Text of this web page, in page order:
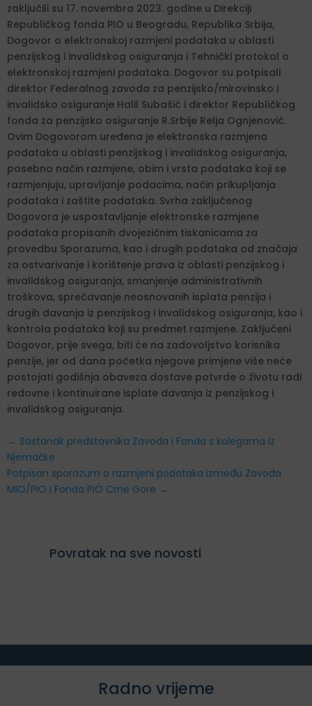
zaključili su 17. novembra 2023. godine u Direkciji
Republičkog fonda PIO u Beogradu, Republika Srbija,
Dogovor o elektronskoj razmjeni podataka u oblasti
penzijskog i invalidskog osiguranja i Tehnički protokol o
elektronskoj razmjeni podataka. Dogovor su potpisali
direktor Federalnog zavoda za penzijsko/mirovinsko i
invalidsko osiguranje Halil Subašić i direktor Republičkog
fonda za penzijsko osiguranje R.Srbije Relja Ognjenović.
Ovim Dogovorom uređena je elektronska razmjena
podataka u oblasti penzijskog i invalidskog osiguranja,
posebno način razmjene, obim i vrsta podataka koji se
razmjenjuju, upravljanje podacima, način prikupljanja
podataka i zaštite podataka. Svrha zaključenog
Dogovora je uspostavljanje elektronske razmjene
podataka propisanih dvojezičnim tiskanicama za
provedbu Sporazuma, kao i drugih podataka od značaja
za ostvarivanje i korištenje prava iz oblasti penzijskog i
invalidskog osiguranja, smanjenje administrativnih
troškova, sprečavanje neosnovanih isplata penzija i
drugih davanja iz penzijskog i invalidskog osiguranja, kao i
kontrola podataka koji su predmet razmjene. Zaključeni
Dogovor, prije svega, biti će na zadovoljstvo korisnika
penzije, jer od dana početka njegove primjene više neće
postojati godišnja obaveza dostave potvrde o životu radi
redovne i kontinuirane isplate davanja iz penzijskog i
invalidskog osiguranja.
← Sastanak predstavnika Zavoda i Fonda s kolegama iz
Njemačke
Potpisan sporazum o razmjeni podataka između Zavoda
MIO/PIO I Fonda PIO Crne Gore →
Povratak na sve novosti
Radno vrijeme